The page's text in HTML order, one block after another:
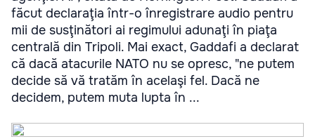
făcut declaraţia într-o înregistrare audio pentru
mii de susţinători ai regimului adunaţi în piaţa
centrală din Tripoli. Mai exact, Gaddafi a declarat
că dacă atacurile NATO nu se opresc, "ne putem
decide să vă tratăm în acelaşi fel. Dacă ne
decidem, putem muta lupta în ...